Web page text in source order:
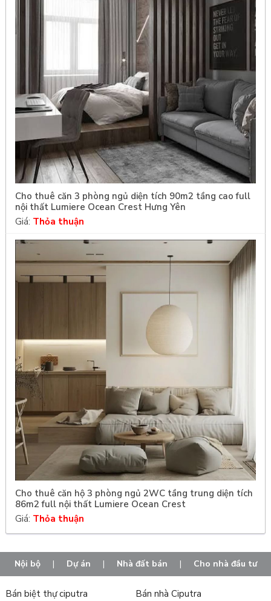
Cho thuê căn 3 phòng ngủ diện tích 90m2 tầng cao full
nội thất Lumiere Ocean Crest Hưng Yên
Giá: Thỏa thuận
Cho thuê căn hộ 3 phòng ngủ 2WC tầng trung diện tích
86m2 full nội thất Lumiere Ocean Crest
Giá: Thỏa thuận
Nội bộ | Dự án | Nhà đất bán | Cho nhà đầu tư
Bán biệt thự ciputra
Bán nhà Ciputra